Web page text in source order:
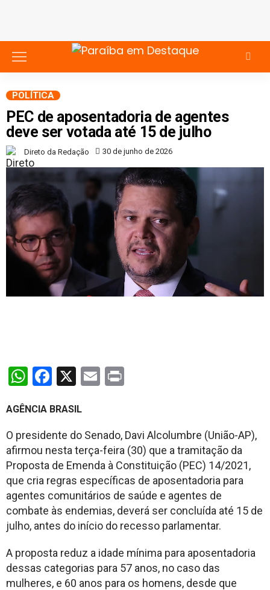
POLÍTICA
PEC de aposentadoria de agentes
deve ser votada até 15 de julho
Direto da Redação 30 de junho de 2026
WhatsApp
Facebook
X Email
AGÊNCIA BRASIL
O presidente do Senado, Davi Alcolumbre (União-AP),
afirmou nesta terça-feira (30) que a tramitação da
Proposta de Emenda à Constituição (PEC) 14/2021,
que cria regras específicas de aposentadoria para
agentes comunitários de saúde e agentes de
combate às endemias, deverá ser concluída até 15 de
julho, antes do início do recesso parlamentar.
A proposta reduz a idade mínima para aposentadoria
dessas categorias para 57 anos, no caso das
mulheres, e 60 anos para os homens, desde que